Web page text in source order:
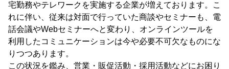
宅勤務やテレワークを実施する企業が増えております。こ
れに伴い、従来は対面で行っていた商談やセミナーも、電
話会議やWebセミナーへと変わり、オンラインツールを
利用したコミュニケーションは今や必要不可欠なものにな
りつつあります。
この状況を鑑み、営業・販促活動・採用活動などにお困り